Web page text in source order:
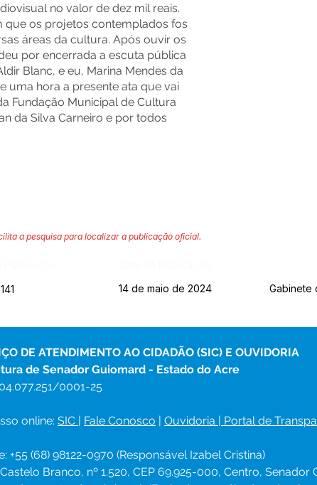
no valor de dez mil reais.
que os projetos contemplados fos
áreas da cultura. Após ouvir os
por encerrada a escuta pública
Blanc, e eu, Marina Mendes da
uma hora a presente ata que vai
Fundação Municipal de Cultura
da Silva Carneiro e por todos
a pesquisa para localizar a publicação oficial.
141 14 de maio de 2024 Gabinete
DE ATENDIMENTO AO CIDADÃO (SIC) E OUVIDORIA
de Senador Guiomard - Estado do Acre
04.077.251/0001-25
online: SIC | Fale Conosco | Ouvidoria | Portal de
+55 (68) 98122-0970 (Responsável Izabel Cristina)
Castelo Branco, nº 1.520, CEP 69.925-000, Centro,